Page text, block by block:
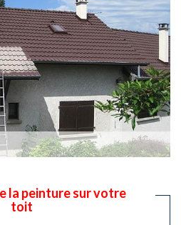
la peinture sur votre
toit